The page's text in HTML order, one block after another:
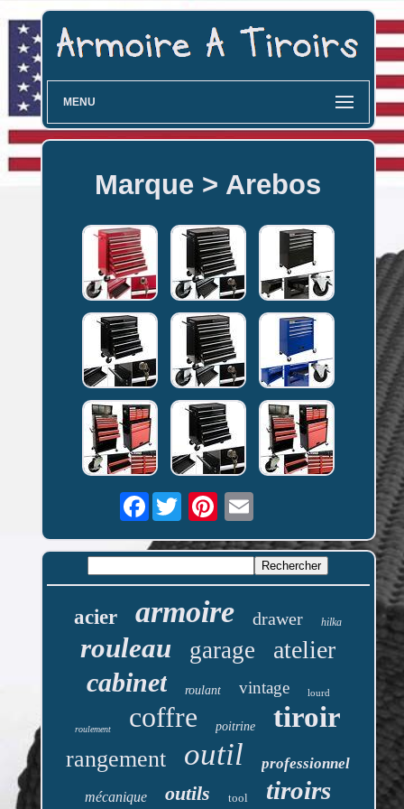
MENU
Marque > Arebos
Facebook
acier armoire drawer hilka
rouleau garage atelier
cabinet roulant vintage lourd
roulement coffre poitrine tiroir
rangement outil professionnel
mécanique outils tool tiroirs